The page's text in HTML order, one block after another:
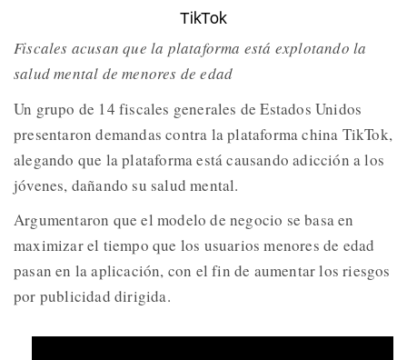
TikTok
Fiscales acusan que la plataforma está explotando la
salud mental de menores de edad
Un grupo de 14 fiscales generales de Estados Unidos
presentaron demandas contra la plataforma china TikTok,
alegando que la plataforma está causando adicción a los
jóvenes, dañando su salud mental.
Argumentaron que el modelo de negocio se basa en
maximizar el tiempo que los usuarios menores de edad
pasan en la aplicación, con el fin de aumentar los riesgos
por publicidad dirigida.